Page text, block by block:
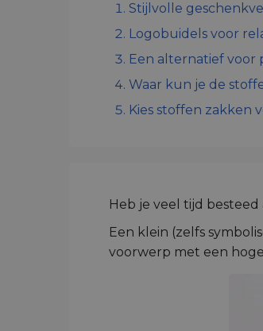
Stijlvolle
Logobuidels voor
Een alternatief voor
Waar kun je de
Kies stoffen zakken
Heb je veel tijd
Een klein (zelfs
voorwerp met een